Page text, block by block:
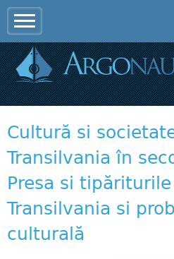
Cultură si
Transilvania în
Presa si
Transilvania si
culturală